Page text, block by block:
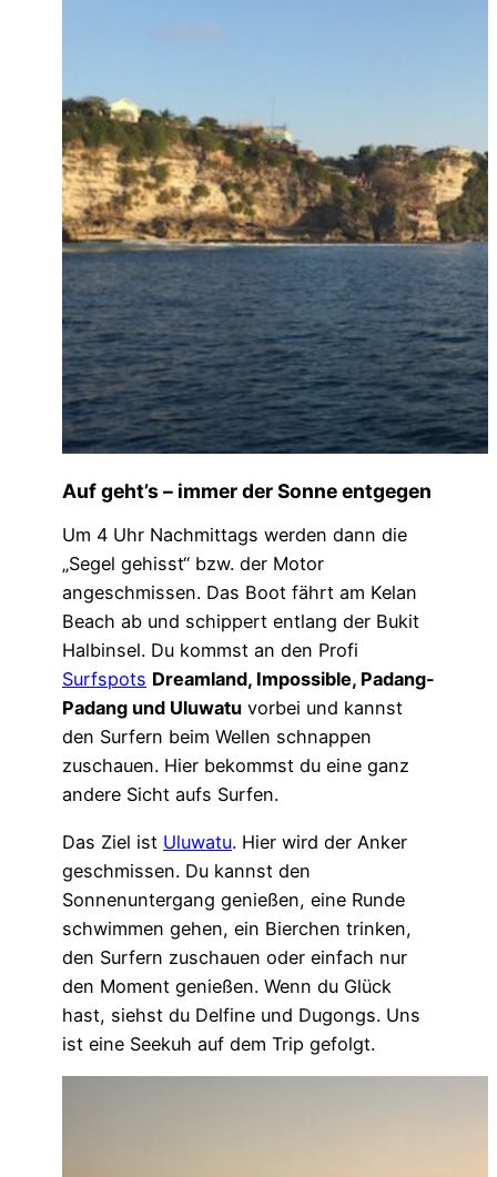
Auf geht’s – immer der Sonne entgegen
Um 4 Uhr Nachmittags werden dann die
„Segel gehisst“ bzw. der Motor
angeschmissen. Das Boot fährt am Kelan
Beach ab und schippert entlang der Bukit
Halbinsel. Du kommst an den Profi
Surfspots Dreamland, Impossible, Padang-
Padang und Uluwatu vorbei und kannst
den Surfern beim Wellen schnappen
zuschauen. Hier bekommst du eine ganz
andere Sicht aufs Surfen.
Das Ziel ist Uluwatu. Hier wird der Anker
geschmissen. Du kannst den
Sonnenuntergang genießen, eine Runde
schwimmen gehen, ein Bierchen trinken,
den Surfern zuschauen oder einfach nur
den Moment genießen. Wenn du Glück
hast, siehst du Delfine und Dugongs. Uns
ist eine Seekuh auf dem Trip gefolgt.